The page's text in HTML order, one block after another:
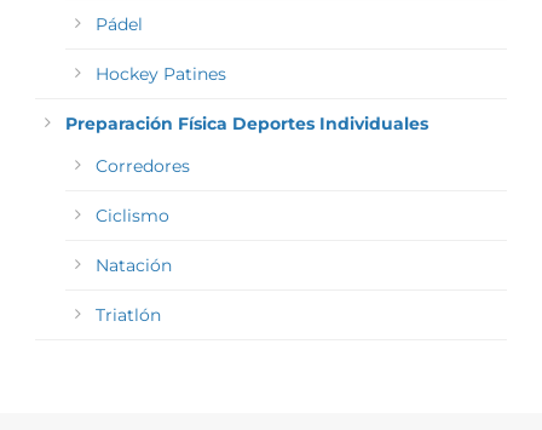
Pádel
Hockey Patines
Preparación Física Deportes Individuales
Corredores
Ciclismo
Natación
Triatlón